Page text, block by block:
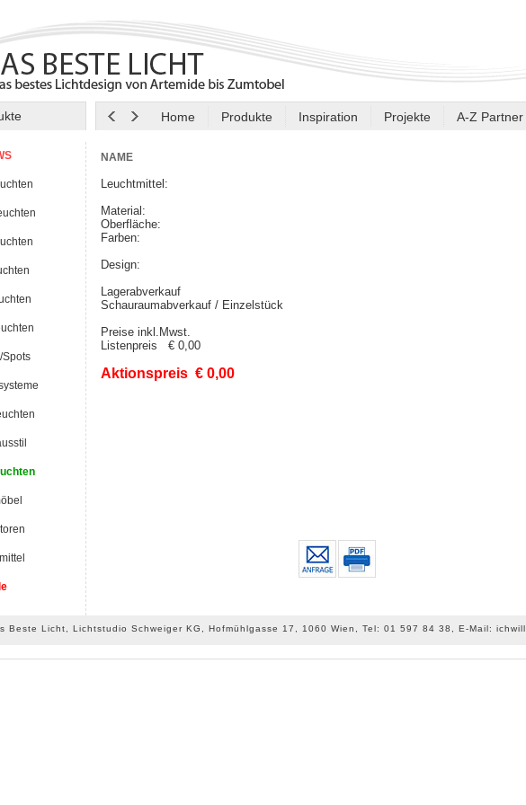
Home Produkte Inspiration Projekte A-Z Partner
Spots
NAME
Leuchtmittel:
Material:
Oberfläche:
Farben:
Design:
Lagerabverkauf
Schauraumabverkauf / Einzelstück
Preise inkl.Mwst.
Listenpreis € 0,00
Aktionspreis € 0,00
Beste Licht, Lichtstudio Schweiger KG, Hofmühlgasse 17, 1060 Wien, Tel: 01 597 84 38, E-Mail: